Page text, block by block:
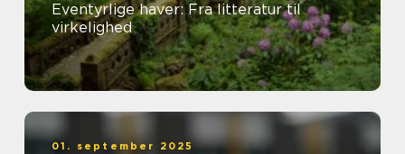
Eventyrlige haver: Fra litteratur til
virkelighed
01. september 2025